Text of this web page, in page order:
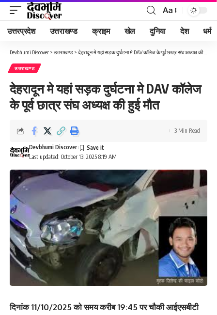
Font
Resizer
Aa
उत्तरप्रदेश उत्तराखण्ड क्राइम खेल दुनिया देश धर्म
Devbhumi Discover > उत्तराखण्ड > देहरादून मे यहां सड़क दुर्घटना मे DAV कॉलेज के पूर्व छात्र संघ अध्यक्ष की हुई मौत
उत्तराखण्ड
देहरादून मे यहां सड़क दुर्घटना मे DAV कॉलेज
के पूर्व छात्र संघ अध्यक्ष की हुई मौत
Last updated: October 13, 2025 8:19 AM
Devbhumi Discover
3 Min Read
दिनांक 11/10/2025 को समय करीब 19:45 पर चौकी आईएसबीटी